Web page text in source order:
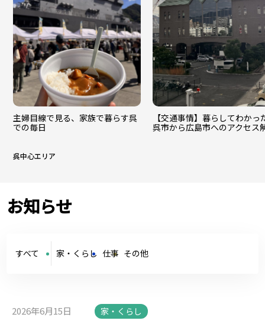
主婦目線で見る、家族で暮らす呉
での毎日
呉中心エリア
【交通事情】暮らしてわかっ
呉市から広島市へのアクセス
お知らせ
すべて 家・くらし 仕事 その他
2026年6月15日 家・くらし